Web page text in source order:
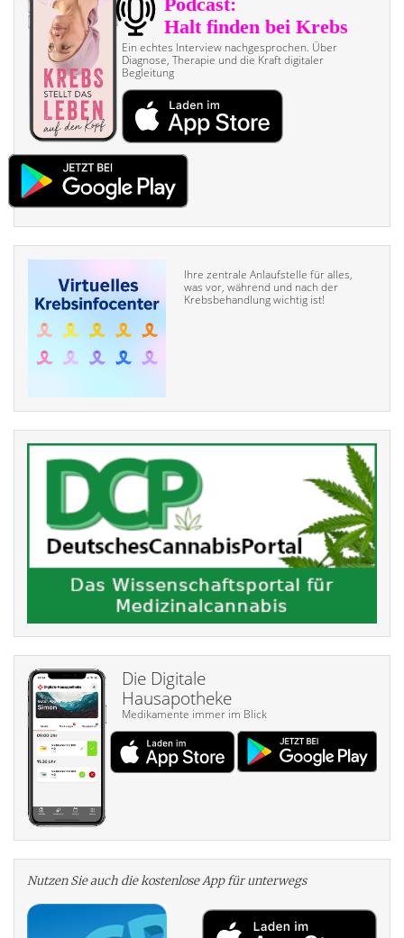
Ein echtes Interview nach­gesprochen. Über
Diagnose, Therapie und die Kraft digitaler
Begleitung
Ihre zentrale Anlaufstelle für alles,
was vor, während und nach der
Krebsbehandlung wichtig ist!
Die Digitale
Hausapotheke
Medikamente immer im Blick
Nutzen Sie auch die kosten­lose App für unterwegs